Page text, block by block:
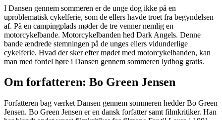
I Dansen gennem sommeren er de unge dog ikke på en
uproblematisk cykelferie, som de ellers havde troet fra begyndelsen
af. På en campingplads møder de tre venner nemlig en
motorcykelbande. Motorcykelbanden hed Dark Angels. Denne
bande ændrede stemningen på de unges ellers vidunderlige
cykelferie. Hvad der sker efter mødet med motorcykelbanden, kan
man med fordel høre i Dansen gennem sommeren lydbog gratis.
Om forfatteren: Bo Green Jensen
Forfatteren bag værket Dansen gennem sommeren hedder Bo Green
Jensen. Bo Green Jensen er en dansk forfatter samt filmkritiker. Han